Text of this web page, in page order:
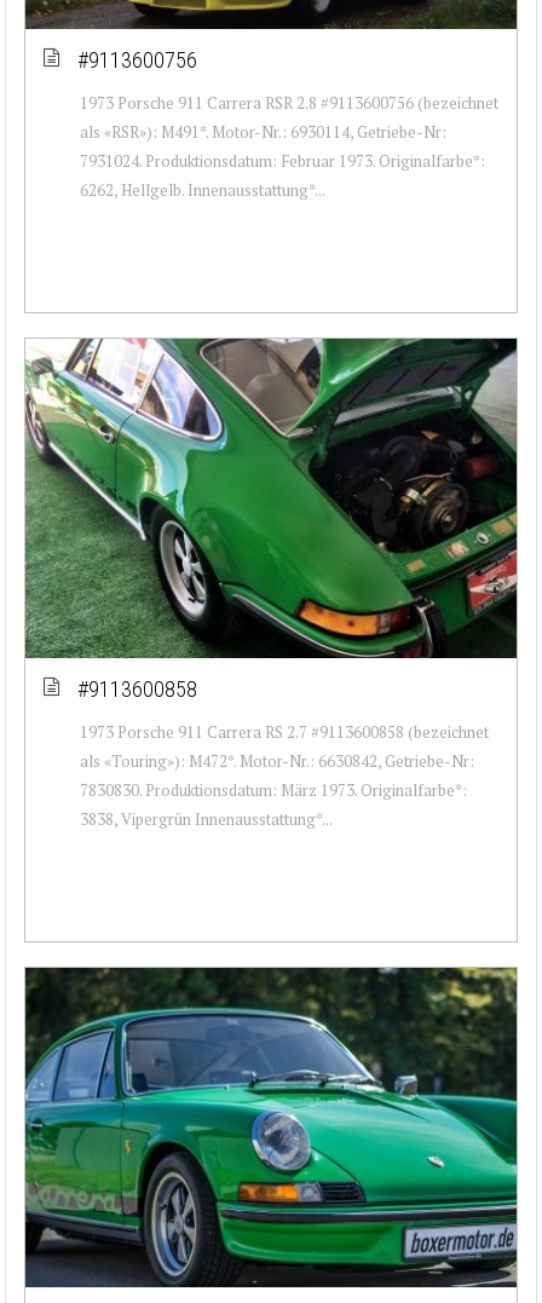
#9113600756
1973 Porsche 911 Carrera RSR 2.8 #9113600756 (bezeichnet
als «RSR»): M491*. Motor-Nr.: 6930114, Getriebe-Nr:
7931024. Produktionsdatum: Februar 1973. Originalfarbe*:
6262, Hellgelb. Innenausstattung*...
#9113600858
1973 Porsche 911 Carrera RS 2.7 #9113600858 (bezeichnet
als «Touring»): M472*. Motor-Nr.: 6630842, Getriebe-Nr:
7830830. Produktionsdatum: März 1973. Originalfarbe*:
3838, Vipergrün Innenausstattung*...